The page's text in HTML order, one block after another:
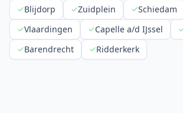
Blijdorp
Zuidplein
Schiedam
Vlaardingen
Capelle a/d IJssel
Barendrecht
Ridderkerk